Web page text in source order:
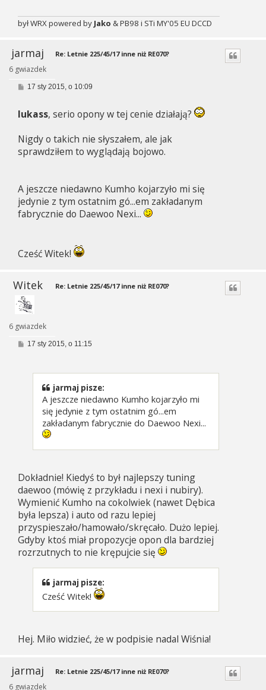
był WRX powered by Jako & PB98 i STi MY'05 EU DCCD
jarmaj
6 gwiazdek
Re: Letnie 225/45/17 inne niż RE070?
P
t
17 sty 2015, o 10:09
lukass, serio opony w tej cenie działają?
Nigdy o takich nie słyszałem, ale jak
sprawdziłem to wyglądają bojowo.
A jeszcze niedawno Kumho kojarzyło mi się
jedynie z tym ostatnim gó...em zakładanym
fabrycznie do Daewoo Nexi...
Cześć Witek!
Witek
6 gwiazdek
Re: Letnie 225/45/17 inne niż RE070?
P17 sty 2015, o 11:15
jarmaj pisze:
A jeszcze niedawno Kumho kojarzyło mi
się jedynie z tym ostatnim gó...em
zakładanym fabrycznie do Daewoo Nexi...
Dokładnie! Kiedyś to był najlepszy tuning
daewoo (mówię z przykładu i nexi i nubiry).
Wymienić Kumho na cokolwiek (nawet Dębica
była lepsza) i auto od razu lepiej
przyspieszało/hamowało/skręcało. Dużo lepiej.
Gdyby ktoś miał propozycje opon dla bardziej
rozrzutnych to nie krępujcie się
jarmaj pisze:
Cześć Witek!
Hej. Miło widzieć, że w podpisie nadal Wiśnia!
jarmaj
6 gwiazdek
Re: Letnie 225/45/17 inne niż RE070?